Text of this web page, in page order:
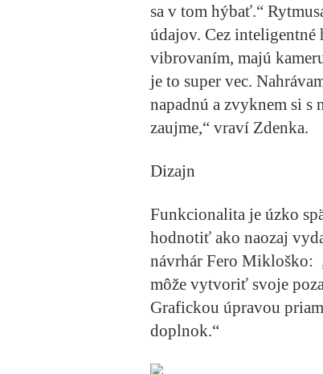
sa v tom hýbať.“
údajov. Cez
vibrovaním, majú
je to super vec.
napadnú a zvyknem si
zaujme,“ vraví Zdenka.
Dizajn
Funkcionalita je úzko
hodnotiť ako naozaj
návrhár Fero Mikloško:
môže vytvoriť svoje
Grafickou úpravou
doplnok.“